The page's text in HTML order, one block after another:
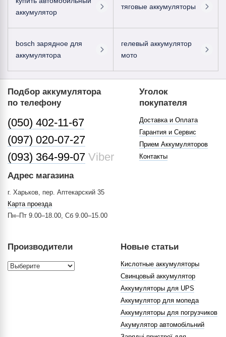
аккумулятор
тяговые аккумуляторы
bosch зарядное для
аккумулятора
гелевый аккумулятор
мото
Подбор аккумулятора
по телефону
(050) 402-11-67
(097) 020-07-27
(093) 364-99-07 Viber
Адрес магазина
г. Харьков, пер. Аптекарский 35
Карта проезда
Пн–Пт 9.00–18.00, Сб 9.00–15.00
Уголок
покупателя
Доставка и Оплата
Гарантия и Сервис
Прием Аккумуляторов
Контакты
Производители Новые статьи
Кислотные аккумуляторы
Свинцовый аккумулятор
Аккумуляторы для UPS
Аккумулятор для мопеда
Аккумуляторы для погрузчиков
Акумулятор автомобільний